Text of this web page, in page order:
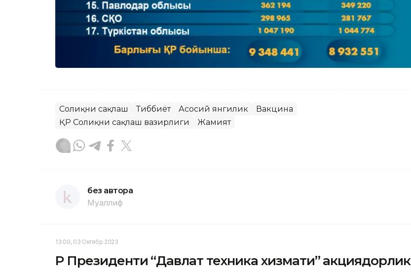
Соғлиқни сақлаш Тиббиёт Асосий янгилик
Вакцина
ҚР Соғлиқни сақлаш вазирлиги
Жамият
без автора
Муаллиф
13:00, 03 Октябр 2023
ҚР Президенти “Давлат техника хизмати” акциядорлик